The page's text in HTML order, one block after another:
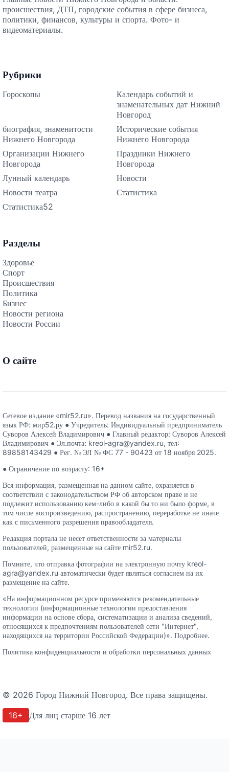
происшествия, ДТП, городские события в сфере бизнеса,
политики, финансов, культуры и спорта. Фото- и
видеоматериалы.
Рубрики
Гороскопы
Календарь событий и
знаменательных дат Нижний
Новгород
биография, знаменитости
Нижнего Новгорода
Исторические события
Нижнего Новгорода
Организации Нижнего
Новгорода
Праздники Нижнего
Новгорода
Лунный календарь
Новости
Новости театра
Статистика
Статистика52
Разделы
Здоровье
Спорт
Происшествия
Политика
Бизнес
Новости региона
Новости России
О сайте
Сетевое издание «mir52.ru». Перевод названия на государственный
язык РФ: мир52.ру ● Учредитель: Индивидуальный предприниматель
Суворов Алексей Владимирович ● Главный редактор: Суворов Алексей
Владимирович ● Эл.почта: kreol-agra@yandex.ru, тел:
89858143429 ● Рег. № ЭЛ № ФС 77 - 90423 от 18 ноября 2025.
● Ограничение по возрасту: 16+
Вся информация, размещенная на данном сайте, охраняется в
соответствии с законодательством РФ об авторском праве и не
подлежит использованию кем-либо в какой бы то ни было форме, в
том числе воспроизведению, распространению, переработке не иначе
как с письменного разрешения правообладателя.
Редакция портала не несет ответственности за материалы
пользователей, размещенные на сайте mir52.ru.
Помните, что отправка фотографии на электронную почту kreol-
agra@yandex.ru автоматически будет являться согласием на их
размещение на сайте.
«На информационном ресурсе применяются рекомендательные
технологии (информационные технологии предоставления
информации на основе сбора, систематизации и анализа сведений,
относящихся к предпочтениям пользователей сети "Интернет",
находящихся на территории Российской Федерации)». Подробнее.
Политика конфиденциальности и обработки персональных данных
© 2026 Город Нижний Новгород. Все права защищены.
16+
Для лиц старше 16 лет